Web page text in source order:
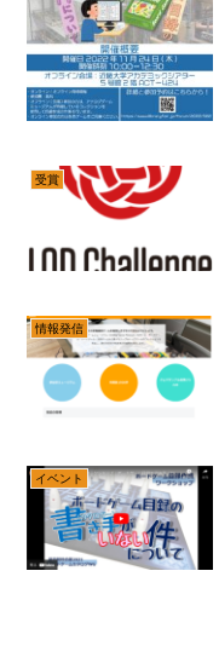
受賞
情報発信
イベント